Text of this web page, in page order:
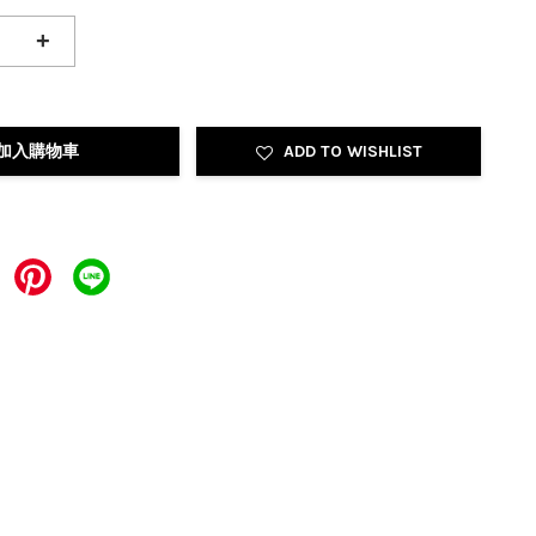
+
入購物車 ADD TO WISHLIST